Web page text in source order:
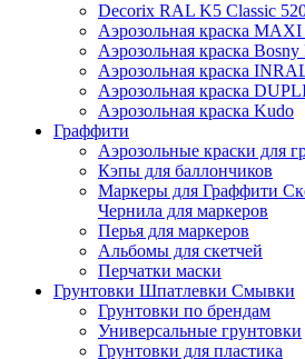
Decorix RAL K5 Classic
Аэрозольная краска
Аэрозольная краска
Аэрозольная краска
Аэрозольная краска
Аэрозольная краска Kudo
Граффити
Аэрозольные краски для
Кэпы для баллончиков
Маркеры для Граффити
Чернила для маркеров
Перья для маркеров
Альбомы для скетчей
Перчатки маски
Грунтовки Шпатлевки Смывки
Грунтовки по брендам
Универсальные грунтовки
Грунтовки для пластика